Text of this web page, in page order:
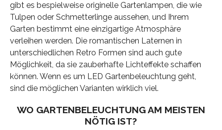
gibt es bespielweise originelle Gartenlampen, die wie
Tulpen oder Schmetterlinge aussehen, und Ihrem
Garten bestimmt eine einzigartige Atmosphäre
verleihen werden. Die romantischen Laternen in
unterschiedlichen Retro Formen sind auch gute
Möglichkeit, da sie zauberhafte Lichteffekte schaffen
können. Wenn es um LED Gartenbeleuchtung geht,
sind die möglichen Varianten wirklich viel.
WO GARTENBELEUCHTUNG AM MEISTEN
NÖTIG IST?